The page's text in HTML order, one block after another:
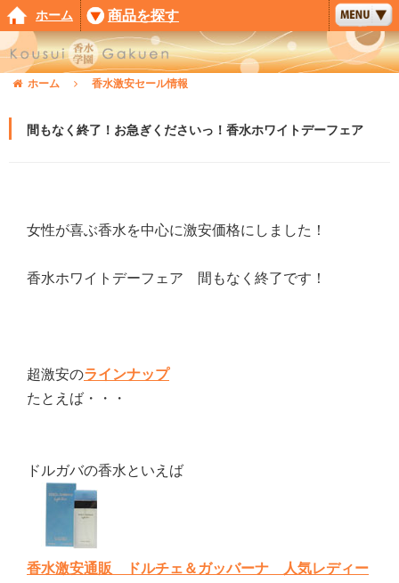
ホーム 商品を探す
ホーム 香水激安セール情報
間もなく終了！お急ぎくださいっ！香水ホワイトデーフェア
女性が喜ぶ香水を中心に激安価格にしました！
香水ホワイトデーフェア 間もなく終了です！
超激安のラインナップ
たとえば・・・
ドルガバの香水といえば
香水激安通販 ドルチェ＆ガッバーナ 人気レディー